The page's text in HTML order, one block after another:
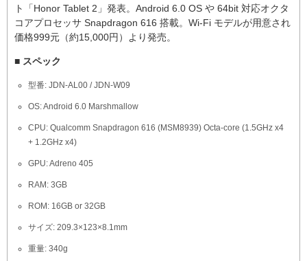
ト「Honor Tablet 2」発表。Android 6.0 OS や 64bit 対応オクタ
コアプロセッサ Snapdragon 616 搭載。Wi-Fi モデルが用意され
価格999元（約15,000円）より発売。
■ スペック
型番: JDN-AL00 / JDN-W09
OS: Android 6.0 Marshmallow
CPU: Qualcomm Snapdragon 616 (MSM8939) Octa-core (1.5GHz x4
+ 1.2GHz x4)
GPU: Adreno 405
RAM: 3GB
ROM: 16GB or 32GB
サイズ: 209.3×123×8.1mm
重量: 340g